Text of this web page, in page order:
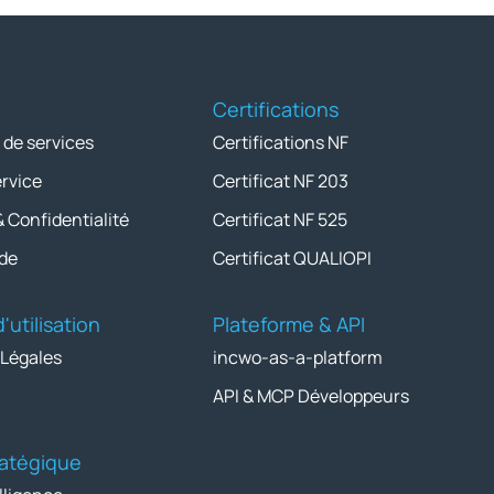
services
Confidentialité
Certifications
Certifications NF
Certificat NF 203
Certificat NF 525
Certificat QUALIOPI
Plateforme & API
incwo-as-a-platform
API & MCP Développeurs